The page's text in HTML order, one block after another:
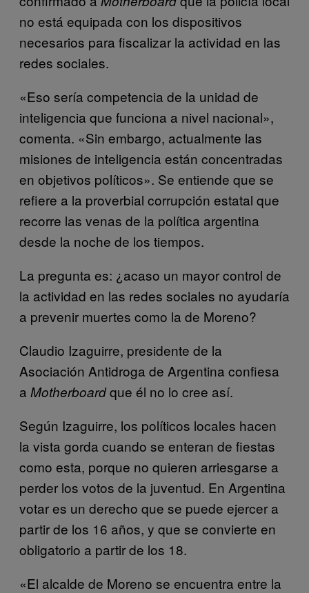
no está equipada con los dispositivos
necesarios para fiscalizar la actividad en las
redes sociales.
«Eso sería competencia de la unidad de
inteligencia que funciona a nivel nacional»,
comenta. «Sin embargo, actualmente las
misiones de inteligencia están concentradas
en objetivos políticos». Se entiende que se
refiere a la proverbial corrupción estatal que
recorre las venas de la política argentina
desde la noche de los tiempos.
La pregunta es: ¿acaso un mayor control de
la actividad en las redes sociales no ayudaría
a prevenir muertes como la de Moreno?
Claudio Izaguirre, presidente de la
Asociación Antidroga de Argentina confiesa
a Motherboardque él no lo cree así.
Según Izaguirre, los políticos locales hacen
la vista gorda cuando se enteran de fiestas
como esta, porque no quieren arriesgarse a
perder los votos de la juventud. En Argentina
votar es un derecho que se puede ejercer a
partir de los 16 años, y que se convierte en
obligatorio a partir de los 18.
«El alcalde de Moreno se encuentra entre la